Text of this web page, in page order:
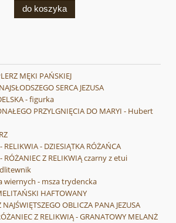
do koszyka
MĘKI PAŃSKIEJ
SERCA JEZUSA
- figurka
PRZYLGNIĘCIA DO MARYI - Hubert
- DZIESIĄTKA RÓŻAŃCA
RÓŻANIEC Z RELIKWIĄ czarny z etui
wiernych - msza trydencka
HAFTOWANY
NAJŚWIĘTSZEGO OBLICZA PANA JEZUSA
Z RELIKWIĄ - GRANATOWY MELANŻ